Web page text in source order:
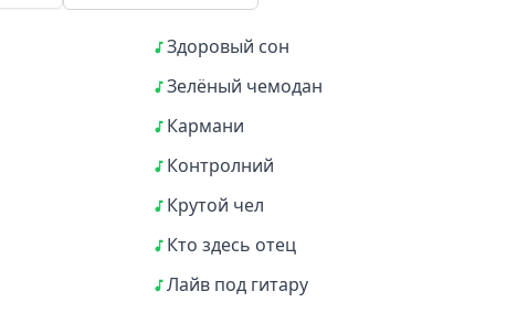
Здоровый сон
Зелёный чемодан
Кармани
Контролний
Крутой чел
Кто здесь отец
Лайв под гитару